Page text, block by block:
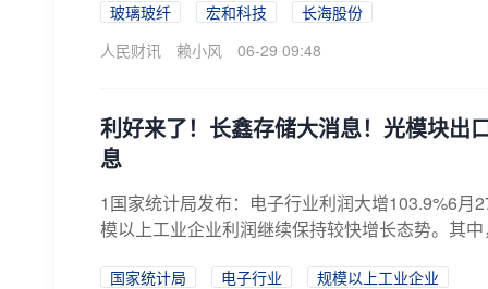
玻璃玻纤 宏和科技
长海股份
人民财讯
赖小风 06-29 09:48
利好来了！长鑫存储大消息！光模块出
息
1国家统计局发布：电子行业利润大增103.9%6
模以上工业企业利润继续保持较快增长态势。其
国家统计局 电子行业
规模以上工业企业